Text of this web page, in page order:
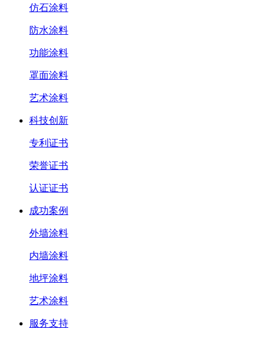
仿石涂料
防水涂料
功能涂料
罩面涂料
艺术涂料
科技创新
专利证书
荣誉证书
认证证书
成功案例
外墙涂料
内墙涂料
地坪涂料
艺术涂料
服务支持